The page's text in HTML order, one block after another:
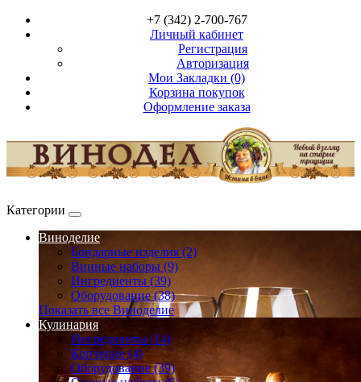
+7 (342) 2-700-767
Личный кабинет
Регистрация
Авторизация
Мои Закладки (0)
Корзина покупок
Оформление заказа
Категории
Виноделие
Бондарные изделия (2)
Винные наборы (9)
Ингредиенты (39)
Оборудование (38)
Показать все Виноделие
Кулинария
Ингредиенты (14)
Копчение (4)
Оборудование (39)